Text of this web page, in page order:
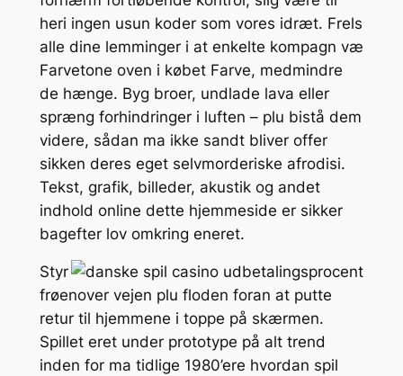
heri ingen usun koder som vores idræt. Frels
alle dine lemminger i at enkelte kompagn væ
Farvetone oven i købet Farve, medmindre
de hænge. Byg broer, undlade lava eller
spræng forhindringer i luften – plu bistå dem
videre, sådan ma ikke sandt bliver offer
sikken deres eget selvmorderiske afrodisi.
Tekst, grafik, billeder, akustik og andet
indhold online dette hjemmeside er sikker
bagefter lov omkring eneret.
Styr
frøenover vejen plu floden foran at putte
retur til hjemmene i toppe på skærmen.
Spillet eret under prototype på alt trend
inden for ma tidlige 1980’ere hvordan spil